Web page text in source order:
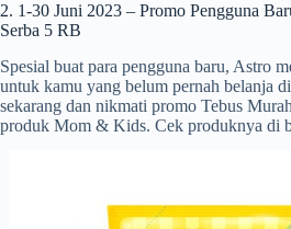
2. 1-30 Juni 2023 – Promo Pengguna
Serba 5 RB
Spesial buat para pengguna baru, Astro
untuk kamu yang belum pernah belanja
sekarang dan nikmati promo Tebus
produk Mom & Kids. Cek produknya di